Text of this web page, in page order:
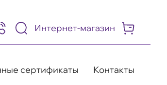
Интернет-магазин
сертификаты Контакты